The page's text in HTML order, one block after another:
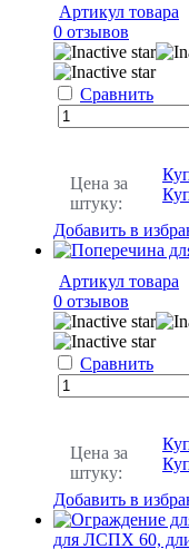
Артикул товара
0 отзывов
Сравнить
Цена за
штуку:
Добавить в
Артикул товара
0 отзывов
Сравнить
Цена за
штуку:
Добавить в
для ЛСПХ 60,